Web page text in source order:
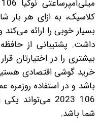
کلاسیک، به ازای هر بار
بسیار خوبی را ارائه می‌کند
داشت. پشتیبانی از
بیشتری را در اختیارتان
خرید گوشی اقتصادی
باشد و در استفاده روزمره
106 2023
شما باشد.